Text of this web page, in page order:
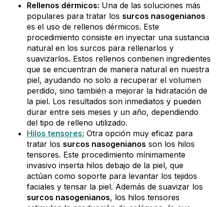
Rellenos dérmicos: Una de las soluciones más
populares para tratar los surcos nasogenianos
es el uso de rellenos dérmicos. Este
procedimiento consiste en inyectar una sustancia
natural en los surcos para rellenarlos y
suavizarlos. Estos rellenos contienen ingredientes
que se encuentran de manera natural en nuestra
piel, ayudando no solo a recuperar el volumen
perdido, sino también a mejorar la hidratación de
la piel. Los resultados son inmediatos y pueden
durar entre seis meses y un año, dependiendo
del tipo de relleno utilizado.
Hilos tensores: Otra opción muy eficaz para
tratar los surcos nasogenianos son los hilos
tensores. Este procedimiento mínimamente
invasivo inserta hilos debajo de la piel, que
actúan como soporte para levantar los tejidos
faciales y tensar la piel. Además de suavizar los
surcos nasogenianos, los hilos tensores